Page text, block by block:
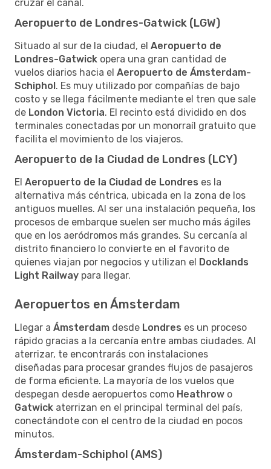
cruzar el canal.
Aeropuerto de Londres-Gatwick (LGW)
Situado al sur de la ciudad, el Aeropuerto de
Londres-Gatwick opera una gran cantidad de
vuelos diarios hacia el Aeropuerto de Ámsterdam-
Schiphol. Es muy utilizado por compañías de bajo
costo y se llega fácilmente mediante el tren que sale
de London Victoria. El recinto está dividido en dos
terminales conectadas por un monorraíl gratuito que
facilita el movimiento de los viajeros.
Aeropuerto de la Ciudad de Londres (LCY)
El Aeropuerto de la Ciudad de Londres es la
alternativa más céntrica, ubicada en la zona de los
antiguos muelles. Al ser una instalación pequeña, los
procesos de embarque suelen ser mucho más ágiles
que en los aeródromos más grandes. Su cercanía al
distrito financiero lo convierte en el favorito de
quienes viajan por negocios y utilizan el Docklands
Light Railway para llegar.
Aeropuertos en Ámsterdam
Llegar a Ámsterdam desde Londres es un proceso
rápido gracias a la cercanía entre ambas ciudades. Al
aterrizar, te encontrarás con instalaciones
diseñadas para procesar grandes flujos de pasajeros
de forma eficiente. La mayoría de los vuelos que
despegan desde aeropuertos como Heathrow o
Gatwick aterrizan en el principal terminal del país,
conectándote con el centro de la ciudad en pocos
minutos.
Ámsterdam-Schiphol (AMS)